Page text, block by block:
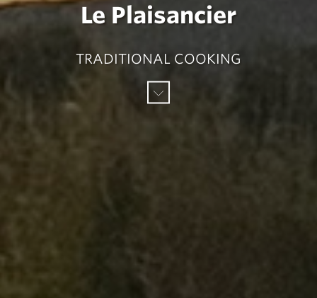
Le Plaisancier
TRADITIONAL COOKING